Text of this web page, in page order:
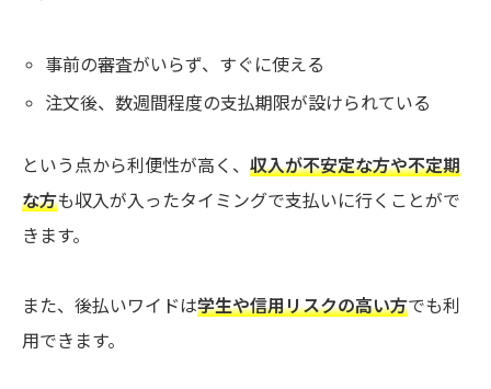
事前の審査がいらず、すぐに使える
注文後、数週間程度の支払期限が設けられている
という点から利便性が高く、 収入が不安定な方や不定期
な方も収入が入ったタイミングで支払いに行くことがで
きます。
また、後払いワイドは学生や信用リスクの高い方でも利
用できます。